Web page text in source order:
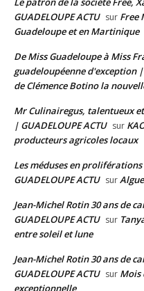
GUADELOUPE ACTU sur Free
Guadeloupe et en Martinique
De Miss Guadeloupe à Miss
guadeloupéenne d'exception |
de Clémence Botino la
Mr Culinairegus, talentueux
| GUADELOUPE ACTU sur
producteurs agricoles locaux
Les méduses en
GUADELOUPE ACTU sur
Jean-Michel Rotin 30 ans de
GUADELOUPE ACTU sur
entre soleil et lune
Jean-Michel Rotin 30 ans de
GUADELOUPE ACTU sur Mois
exceptionnelle